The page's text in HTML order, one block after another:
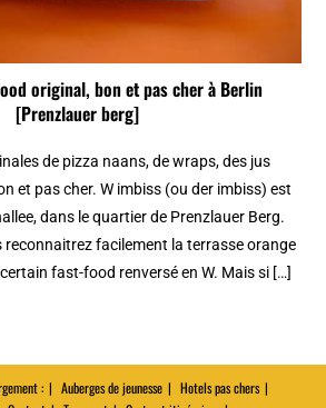
original, bon et pas cher à Berlin
[Prenzlauer berg]
de pizza naans, de wraps, des jus
et pas cher. W imbiss (ou der imbiss) est
dans le quartier de Prenzlauer Berg.
reconnaitrez facilement la terrasse orange
fast-food renversé en W. Mais si […]
: Auberges de jeunesse
Hotels pas chers